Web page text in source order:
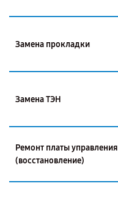
Замена прокладки
Замена ТЭН
Ремонт платы управления
(восстановление)